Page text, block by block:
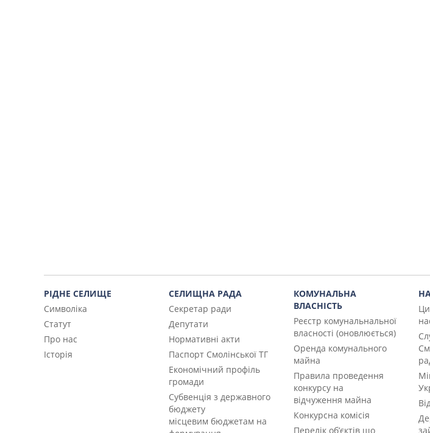
РІДНЕ СЕЛИЩЕ
Символіка
Статут
Про нас
Історія
СЕЛИЩНА РАДА
Секретар ради
Депутати
Нормативні акти
Паспорт Смолінської ТГ
Економічний профіль
громади
Субвенція з державного
бюджету
місцевим бюджетам на
КОМУНАЛЬНА
ВЛАСНІСТЬ
Реєстр комунальнальної
власності (оновлюється)
Оренда комунального
майна
Правила проведення
конкурсу на
відчуження майна
Конкурсна комісія
Перелік об’єктів що